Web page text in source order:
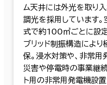
ム天井には外光を取り
調光を採用しています
式で約100㎥ごとに設
ブリッド制振構造によ
保。浸水対策や、非常
災害や停電時の事業継続
ト用の非常用発電機設置